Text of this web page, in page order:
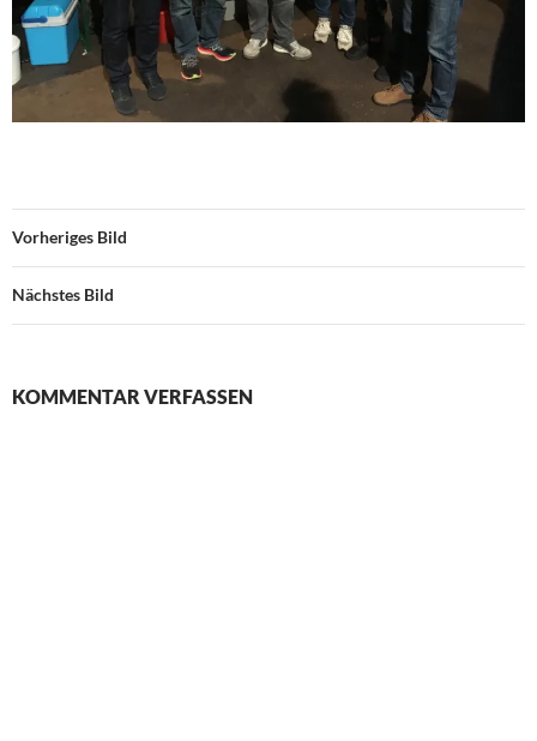
Vorheriges Bild
Nächstes Bild
KOMMENTAR VERFASSEN